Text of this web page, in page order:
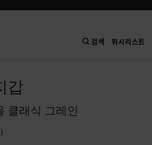
검색 위시리스트
갑
클래식 그레인